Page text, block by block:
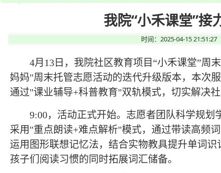
我院“小禾课堂”接
时间：2025-04-15
4月 13 日，我院社区教育项目“小禾课堂”周
妈妈"周末托管志愿活动的迭代升级版本，本次
通过"课业辅导+科普教育"双轨模式，切实解决
9:00，活动正式开始。志愿者团队科学规
采用"重点朗读+难点解析"模式，通过带读高频
运用图形联想记忆法，结合实物教具提升单词
孩子们阅读习惯的同时拓展词汇储备。